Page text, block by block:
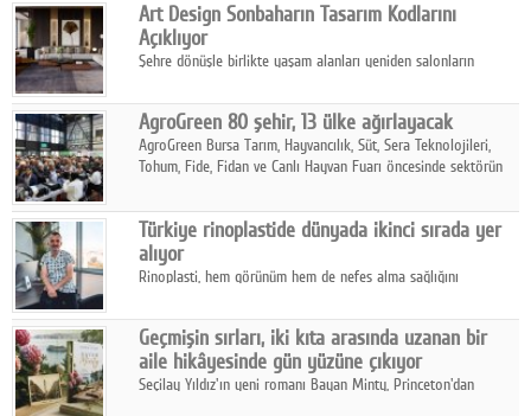
Art Design Sonbaharın Tasarım Kodlarını
Açıklıyor
Şehre dönüşle birlikte yaşam alanları yeniden salonların
sonbaharın tasarım kodlarını açıklıyor.
AgroGreen 80 şehir, 13 ülke ağırlayacak
AgroGreen Bursa Tarım, Hayvancılık, Süt, Sera Teknolojileri,
Tohum, Fide, Fidan ve Canlı Hayvan Fuarı öncesinde sektörün
Türkiye rinoplastide dünyada ikinci sırada yer
alıyor
Rinoplasti, hem görünüm hem de nefes alma sağlığını
biri konumunda.
Geçmişin sırları, iki kıta arasında uzanan bir
aile hikâyesinde gün yüzüne çıkıyor
Seçilay Yıldız'ın yeni romanı Bayan Minty, Princeton'dan